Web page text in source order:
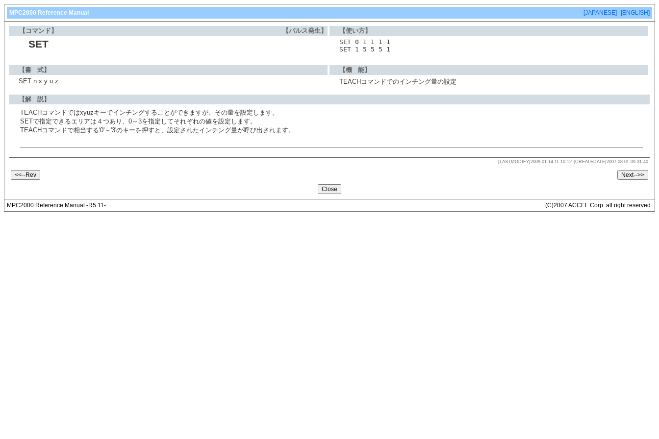
MPC2000 Reference Manual [JAPANESE] [ENGLISH]
【コマンド】 【パルス発生】 【使い方】
SET
SET 0 1 1 1 1
SET 1 5 5 5 1
【書 式】
【機 能】
SET n x y u z
TEACHコマンドでのインチング量の設定
【解 説】
TEACHコマンドではxyuzキーでインチングすることができますが、その量を設定します。
SETで指定できるエリアは４つあり、0～3を指定してそれぞれの値を設定します。
TEACHコマンドで相当する'0'～'3'のキーを押すと、設定されたインチング量が呼び出されます。
[LASTMODIFY]2009-01-14 11:10:12 [CREATEDATE]2007-08-01 09:31:40
MPC2000 Reference Manual -R5.11- (C)2007 ACCEL Corp. all right reserved.